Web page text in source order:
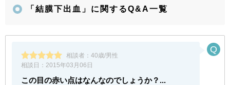
「結膜下出血」に関するQ&A一覧
相談者： 40歳/男性
相談日： 2015年03月06日
この目の赤い点はなんなのでしょうか？...